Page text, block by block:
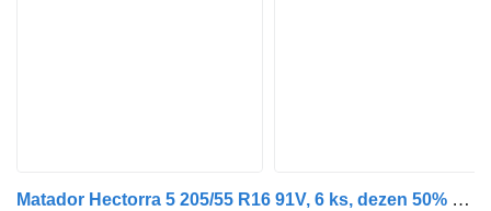
Matador Hectorra 5 205/55 R16 91V, 6 ks, dezen 50% E14